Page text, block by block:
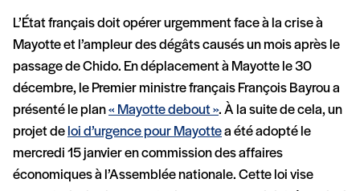
L’État français doit opérer urgemment face à la crise à
Mayotte et l’ampleur des dégâts causés un mois après le
passage de Chido. En déplacement à Mayotte le 30
décembre, le Premier ministre français François Bayrou a
présenté le plan« Mayotte debout ». À la suite de cela, un
projet de loi d’urgence pour Mayottea été adopté le
mercredi 15 janvier en commission des affaires
économiques à l’Assemblée nationale. Cette loi vise